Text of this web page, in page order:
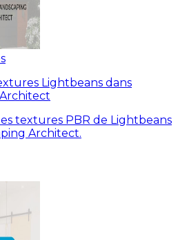
Lightbeans dans
textures PBR de Lightbeans
Architect.